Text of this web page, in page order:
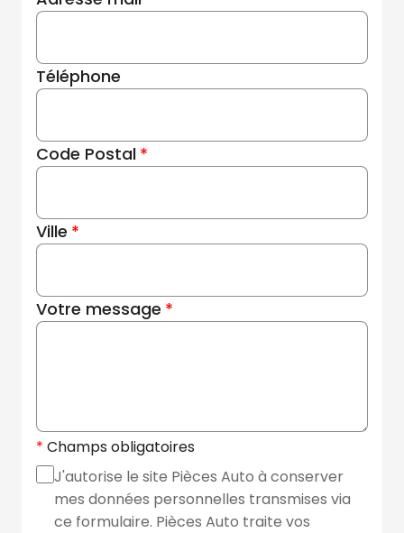
Téléphone
Code Postal
Ville
Votre message
Champs obligatoires
J'autorise le site Pièces Auto à conserver
mes données personnelles transmises via
ce formulaire. Pièces Auto traite vos